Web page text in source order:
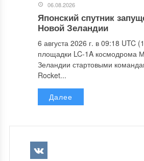
06.08.2026
Японский спутник
Новой Зеландии
6 августа 2026 г. в 09:18 UTC
площадки LC-1A космодрома
Зеландии стартовыми
Rocket...
Далее